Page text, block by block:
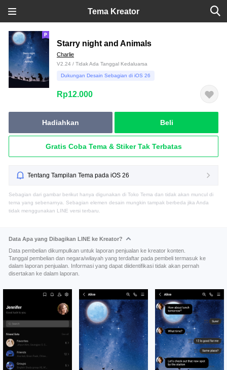
Tema Kreator
Starry night and Animals
Charlie
V2.24 / Tidak Ada Tanggal Kedaluarsa
Dukungan Desain Sebagian di iOS 26
Rp12.000
Hadiahkan Beli
Gratis Coba Tema & Stiker Tak Terbatas
Tentang Tampilan Tema pada iOS 26
Sebagian dari gambar berikut hanya digunakan di Toko Tema dan tidak akan muncul di
tema yang sebenarnya. Sebagian elemen desain mungkin tampak berbeda jika Anda
tidak menggunakan LINE versi terbaru.
Data Apa yang Dibagikan LINE ke Kreator?
Data pembelian dikumpulkan untuk laporan penjualan ke kreator konten.
Tanggal pembelian dan negara/wilayah yang terdaftar pada pembeli termasuk ke
dalam laporan penjualan. Informasi yang dapat diidentifikasi tidak akan pernah
disertakan ke dalam laporan.